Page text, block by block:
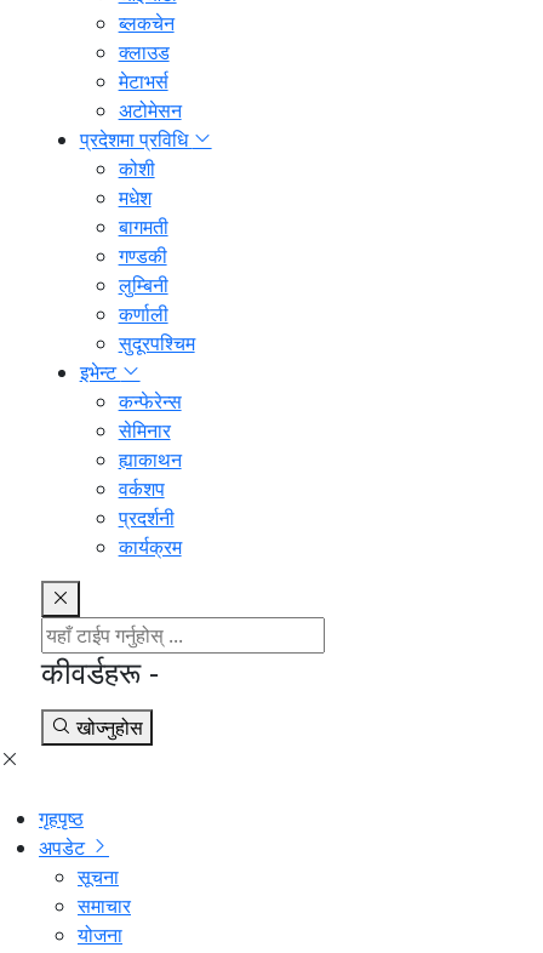
ब्लकचेन
क्लाउड
मेटाभर्स
अटोमेसन
प्रदेशमा प्रविधि
कोशी
मधेश
बागमती
गण्डकी
लुम्बिनी
कर्णाली
सुदूरपश्चिम
इभेन्ट
कन्फेरेन्स
सेमिनार
ह्याकाथन
वर्कशप
प्रदर्शनी
कार्यक्रम
कीवर्डहरू -
खोज्नुहोस
गृहपृष्ठ
अपडेट
सूचना
समाचार
योजना